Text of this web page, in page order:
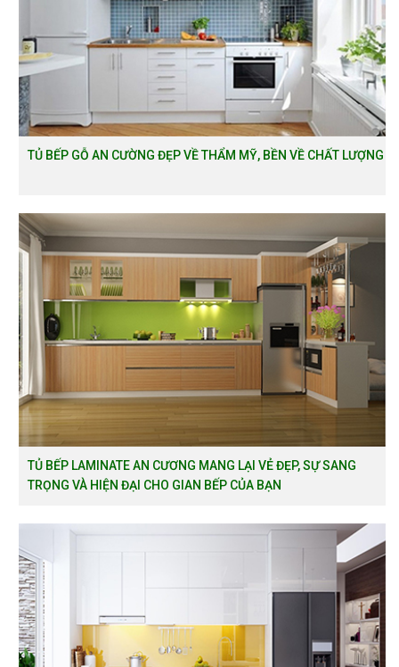
TỦ BẾP GỖ AN CƯỜNG ĐẸP VỀ THẨM MỸ, BỀN VỀ CHẤT LƯỢNG
TỦ BẾP LAMINATE AN CƯƠNG MANG LẠI VẺ ĐẸP, SỰ SANG
TRỌNG VÀ HIỆN ĐẠI CHO GIAN BẾP CỦA BẠN